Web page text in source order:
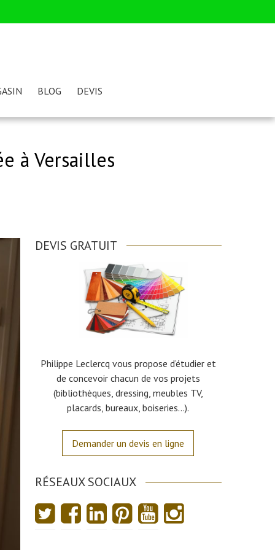
BLOG DEVIS
à Versailles
DEVIS GRATUIT
Philippe Leclercq vous propose d’étudier et
de concevoir chacun de vos projets
(bibliothèques, dressing, meubles TV,
placards, bureaux, boiseries…).
Demander un devis en ligne
RÉSEAUX SOCIAUX